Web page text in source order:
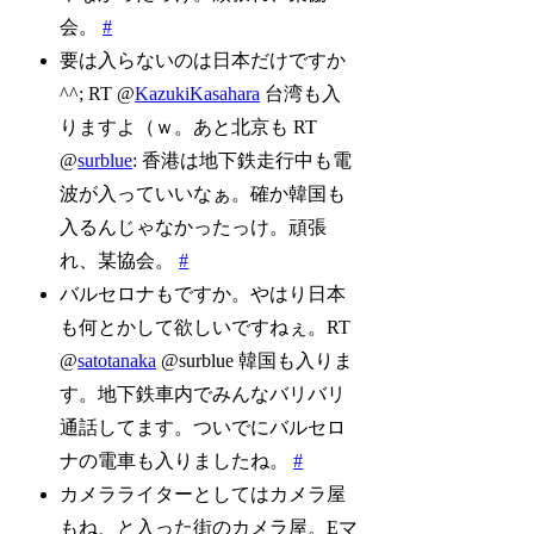
会。#
要は入らないのは日本だけですか
^^; RT @KazukiKasahara 台湾も入
りますよ（ｗ。あと北京も RT
@surblue: 香港は地下鉄走行中も電
波が入っていいなぁ。確か韓国も
入るんじゃなかったっけ。頑張
れ、某協会。#
バルセロナもですか。やはり日本
も何とかして欲しいですねぇ。RT
@satotanaka @surblue 韓国も入りま
す。地下鉄車内でみんなバリバリ
通話してます。ついでにバルセロ
ナの電車も入りましたね。#
カメラライターとしてはカメラ屋
もね、と入った街のカメラ屋。Eマ